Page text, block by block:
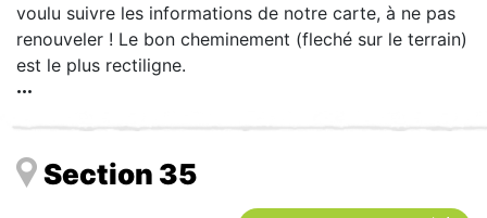
voulu suivre les informations de notre carte, à ne pas
renouveler ! Le bon cheminement (fleché sur le terrain)
est le plus rectiligne.
Section 35